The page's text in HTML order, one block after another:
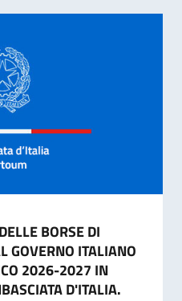
BORSE DI
GOVERNO ITALIANO
2026-2027 IN
D'ITALIA.